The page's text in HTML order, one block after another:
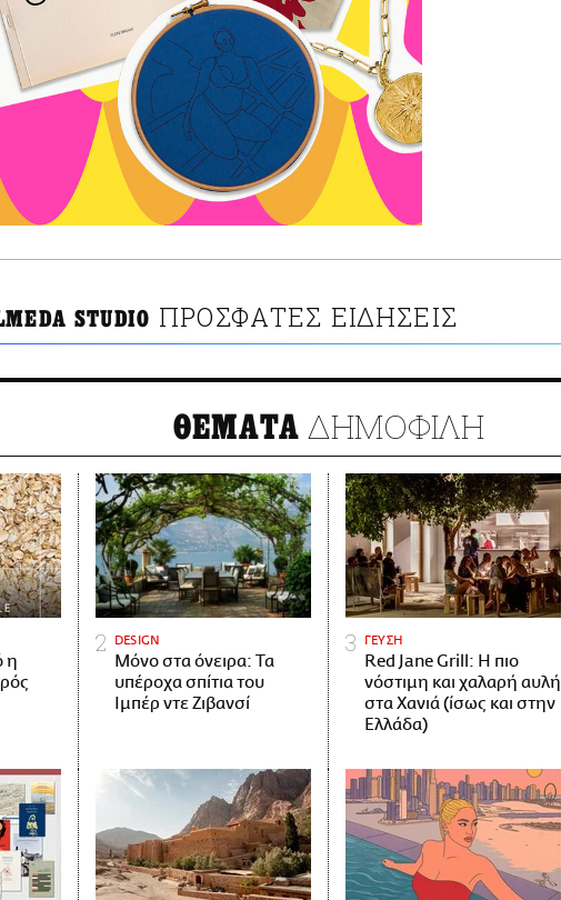
STUDIO ΠΡΟΣΦΑΤΕΣ ΕΙΔΗΣΕΙΣ
ΘΕΜΑΤΑ ΔΗΜΟΦΙΛΗ
η
DESIGN
Μόνο στα όνειρα: Τα
υπέροχα σπίτια του
Ιμπέρ ντε Ζιβανσί
ΓΕΥΣΗ
Red Jane Grill: Η πιο
νόστιμη και χαλαρή αυλή
στα Χανιά (ίσως και στην
Ελλάδα)